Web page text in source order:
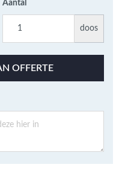
Aantal
doos
OFFERTE